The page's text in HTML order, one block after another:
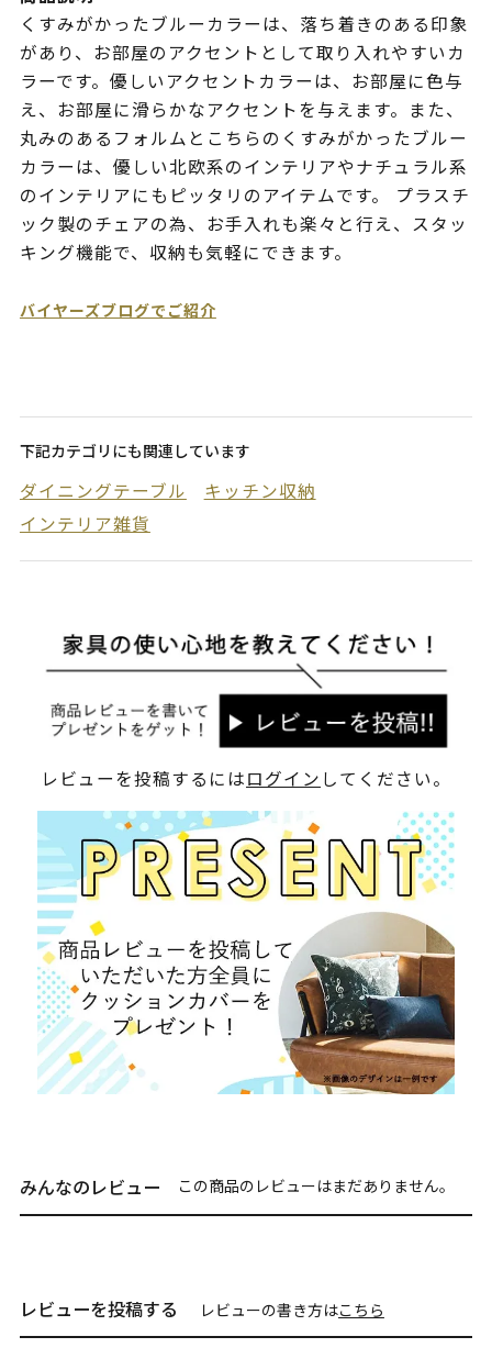
くすみがかったブルーカラーは、落ち着きのある印象
があり、お部屋のアクセントとして取り入れやすいカ
ラーです。優しいアクセントカラーは、お部屋に色与
え、お部屋に滑らかなアクセントを与えます。また、
丸みのあるフォルムとこちらのくすみがかったブルー
カラーは、優しい北欧系のインテリアやナチュラル系
のインテリアにもピッタリのアイテムです。 プラスチ
ック製のチェアの為、お手入れも楽々と行え、スタッ
キング機能で、収納も気軽にできます。
バイヤーズブログでご紹介
下記カテゴリにも関連しています
ダイニングテーブル
キッチン収納
インテリア雑貨
レビューを投稿するにはログイン してください。
みんなのレビュー この商品のレビューはまだありません。
レビューを投稿する レビューの書き方はこちら